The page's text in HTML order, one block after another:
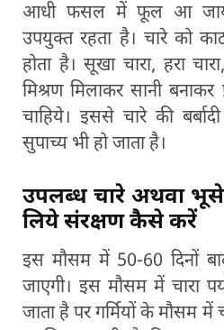
आधी फसल में फूल आ जाये
उपयुक्त रहता है। चारे को
होता है। सूखा चारा, हरा
मिश्रण मिलाकर सानी बनाकर
चाहिये। इससे चारे की
सुपाच्य भी हो जाता है।
उपलब्ध चारे अथवा
लिये संरक्षण कैसे करें
इस मौसम में 50-60 दिनों
जाएगी। इस मौसम में चारा
जाता है पर गर्मियों के मौसम में